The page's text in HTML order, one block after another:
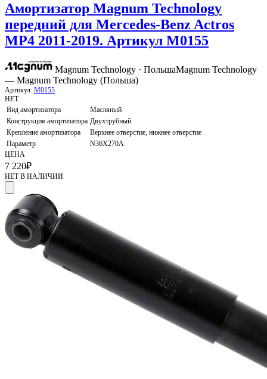
Амортизатор Magnum Technology
передний для Mercedes-Benz Actros
MP4 2011-2019. Артикул M0155
Magnum Technology · ПольшаMagnum Technology
— Magnum Technology (Польша)
Артикул: M0155
НЕТ
Вид амортизатора
Масляный
Конструкция амортизатора Двухтрубный
Крепление амортизатора
Верхнее отверстие, нижнее отверстие
Параметр
N36X270A
ЦЕНА
7 220₽
НЕТ В НАЛИЧИИ